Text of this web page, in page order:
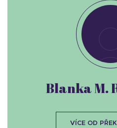
Blanka M.
VÍCE OD